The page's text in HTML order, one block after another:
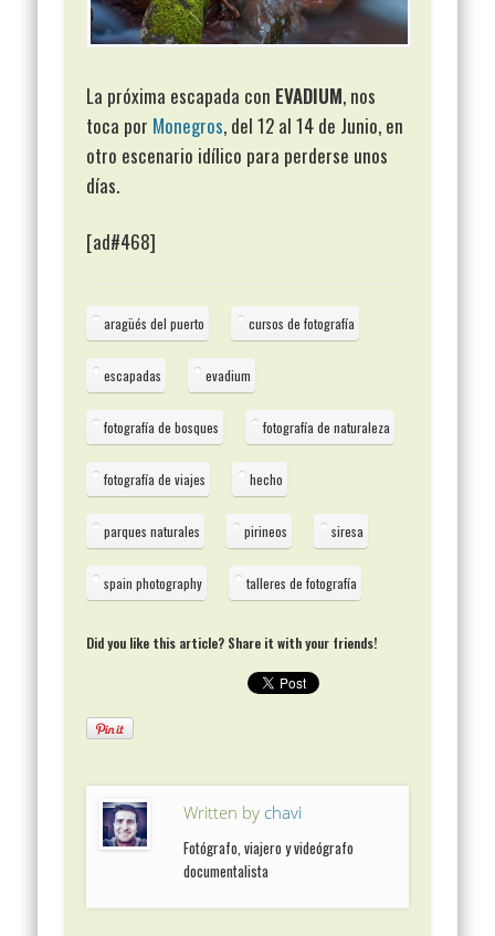
La próxima escapada con EVADIUM, nos
toca por Monegros, del 12 al 14 de Junio, en
otro escenario idílico para perderse unos
días.
[ad#468]
aragüés del puerto cursos de fotografía
escapadas evadium
fotografía de bosques fotografía de naturaleza
fotografía de viajes hecho
parques naturales pirineos siresa
spain photography talleres de fotografía
Did you like this article? Share it with your friends!
Written by chavi
Fotógrafo, viajero y videógrafo
documentalista